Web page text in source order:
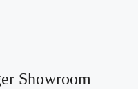
Showroom